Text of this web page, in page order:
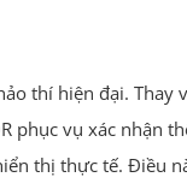
thí hiện đại. Thay
phục vụ xác nhận
thị thực tế. Điều